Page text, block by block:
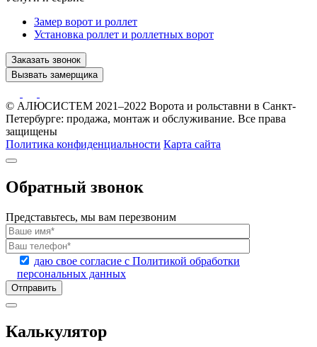
Замер ворот и роллет
Установка роллет и роллетных ворот
Заказать звонок
Вызвать замерщика
© АЛЮСИСТЕМ 2021–2022 Ворота и рольставни в Санкт-
Петербурге: продажа, монтаж и обслуживание. Все права
защищены
Политика конфиденциальности Карта сайта
Обратный звонок
Представьтесь, мы вам перезвоним
даю свое согласие с Политикой обработки
персональных данных
Калькулятор